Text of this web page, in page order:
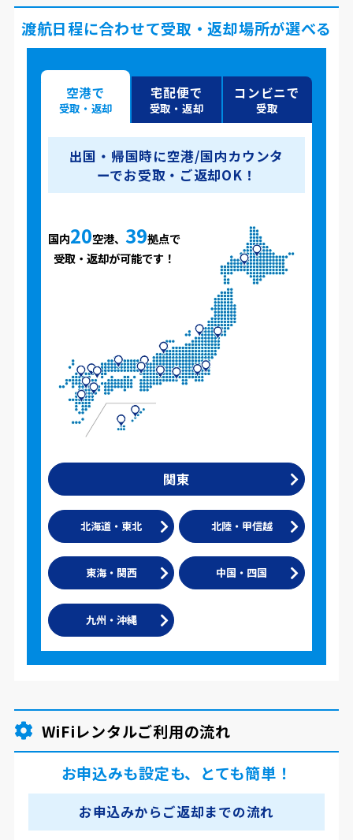
渡航日程に合わせて受取・返却場所が選べる
空港で
受取・返却
宅配便で
受取・返却
コンビニで
受取
出国・帰国時に空港/国内カウンタ
ーでお受取・ご返却OK！
国内20空港、 39拠点で
受取・返却が可能です！
関東
北海道・東北 北陸・甲信越
東海・関西 中国・四国
九州・沖縄
WiFiレンタルご利用の流れ
お申込みも設定も、とても簡単！
お申込みからご返却までの流れ